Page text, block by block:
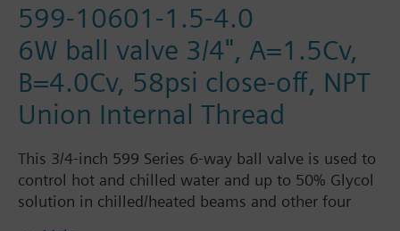
599-10601-1.5-4.0
6W ball valve 3/4", A=1.5Cv,
B=4.0Cv, 58psi close-off, NPT
Union Internal Thread
This 3/4-inch 599 Series 6-way ball valve is used to
control hot and chilled water and up to 50% Glycol
solution in chilled/heated beams and other four